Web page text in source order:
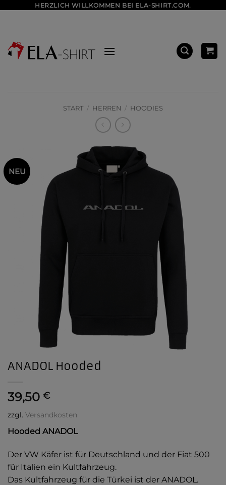
HERZLICH WILLKOMMEN BEI ELA-SHIRT.COM.
START / HERREN / HOODIES
NEU
ANADOL Hooded
39,50 €
zzgl. Versandkosten
Hooded ANADOL
Der VW Käfer ist für Deutschland und der Fiat 500
für Italien ein Kultfahrzeug.
Das Kultfahrzeug für die Türkei ist der ANADOL.